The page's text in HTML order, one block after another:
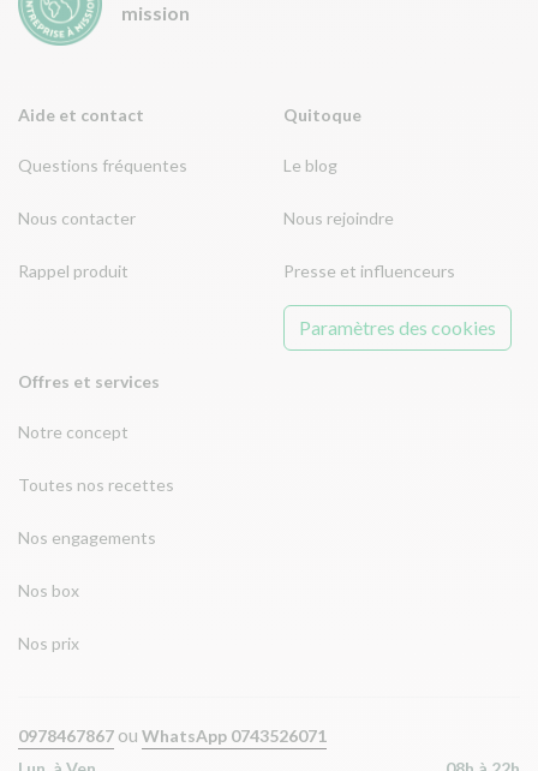
Aide et contact
Questions fréquentes
Nous contacter
Rappel produit
Offres et services
Notre concept
Toutes nos recettes
Nos engagements
Nos box
Nos prix
Quitoque
Le blog
Nous rejoindre
Presse et influenceurs
Paramètres des cookies
mission
0978467867 ou WhatsApp 0743526071